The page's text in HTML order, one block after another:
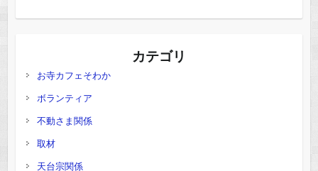
カテゴリ
お寺カフェそわか
ボランティア
不動さま関係
取材
天台宗関係